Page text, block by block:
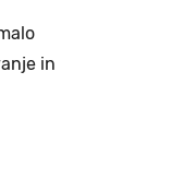
in